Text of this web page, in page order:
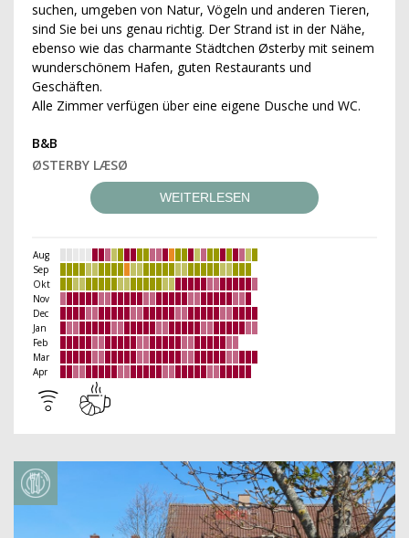
suchen, umgeben von Natur, Vögeln und anderen Tieren,
sind Sie bei uns genau richtig. Der Strand ist in der Nähe,
ebenso wie das charmante Städtchen Østerby mit seinem
wunderschönem Hafen, guten Restaurants und
Geschäften.
Alle Zimmer verfügen über eine eigene Dusche und WC.
B&B
ØSTERBY LÆSØ
WEITERLESEN
Aug
Sep
Okt
Nov
Dec
Jan
Feb
Mar
Apr